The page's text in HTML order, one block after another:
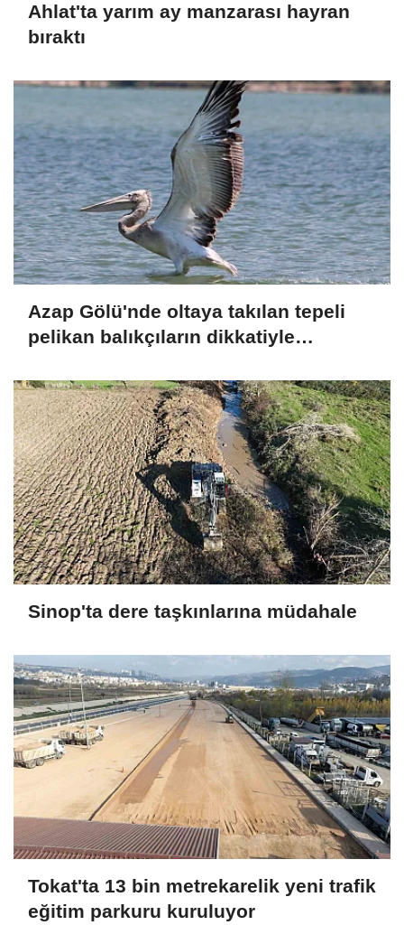
Ahlat'ta yarım ay manzarası hayran
bıraktı
Azap Gölü'nde oltaya takılan tepeli
pelikan balıkçıların dikkatiyle
Sinop'ta dere taşkınlarına müdahale
Tokat'ta 13 bin metrekarelik yeni trafik
eğitim parkuru kuruluyor